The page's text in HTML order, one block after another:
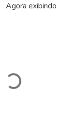
Agora exibindo